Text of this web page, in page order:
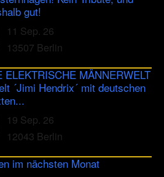
gut!
11 Sep. 26
13507 Berlin
ELEKTRISCHE MÄNNERWELT
´Jimi Hendrix´ mit deutschen
19 Sep. 26
12043 Berlin
im nächsten Monat